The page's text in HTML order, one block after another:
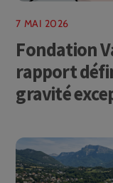
7 MAI 2026
Fondation
rapport
gravité